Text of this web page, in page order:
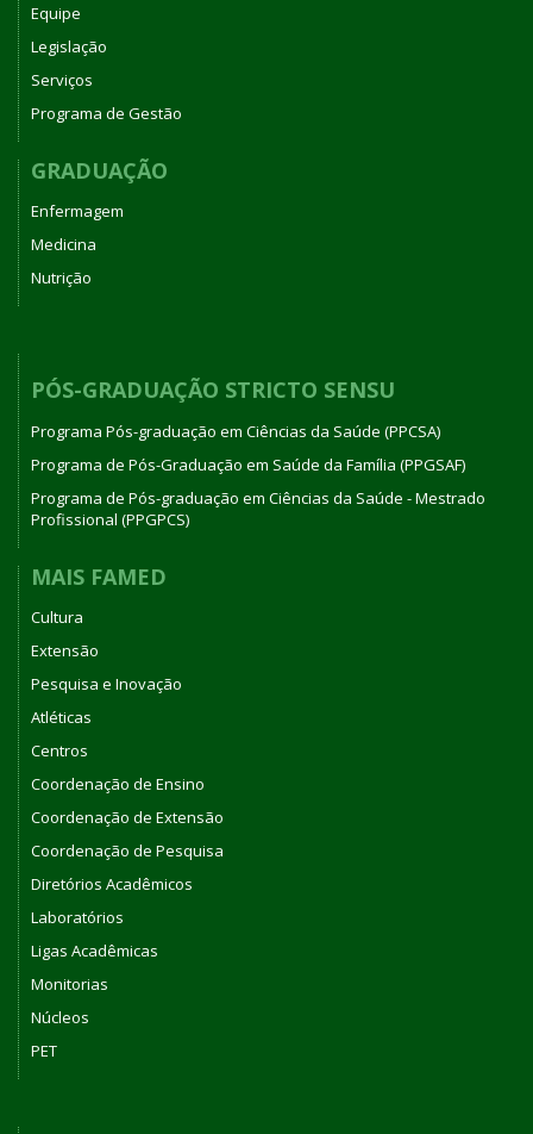
Equipe
Legislação
Serviços
Programa de Gestão
GRADUAÇÃO
Enfermagem
Medicina
Nutrição
PÓS-GRADUAÇÃO STRICTO SENSU
Programa Pós-graduação em Ciências da Saúde (PPCSA)
Programa de Pós-Graduação em Saúde da Família (PPGSAF)
Programa de Pós-graduação em Ciências da Saúde - Mestrado
Profissional (PPGPCS)
MAIS FAMED
Cultura
Extensão
Pesquisa e Inovação
Atléticas
Centros
Coordenação de Ensino
Coordenação de Extensão
Coordenação de Pesquisa
Diretórios Acadêmicos
Laboratórios
Ligas Acadêmicas
Monitorias
Núcleos
PET